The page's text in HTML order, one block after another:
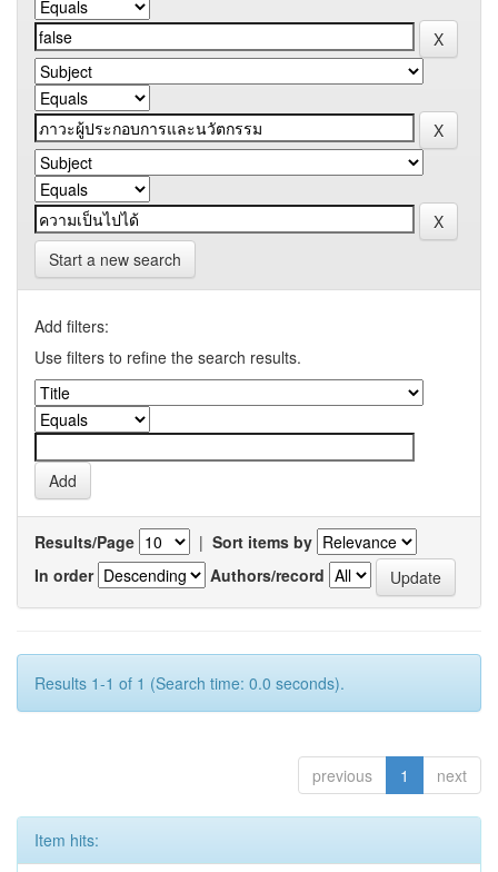
Start a new search
Add filters:
Use filters to refine the search results.
Results/Page | Sort items by
In order
Authors/record
Results 1-1 of 1 (Search time: 0.0 seconds).
previous 1 next
Item hits: